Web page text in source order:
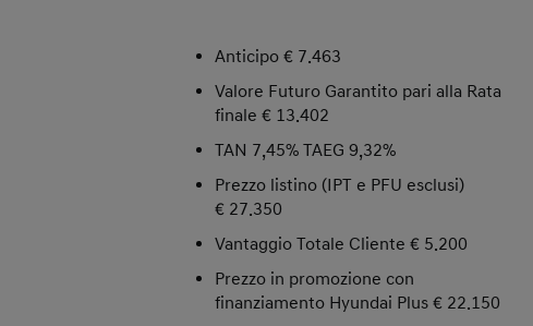
Anticipo € 7.463
Valore Futuro Garantito pari alla Rata
finale € 13.402
TAN 7,45% TAEG 9,32%
Prezzo listino (IPT e PFU esclusi)
€ 27.350
Vantaggio Totale Cliente € 5.200
Prezzo in promozione con
finanziamento Hyundai Plus € 22.150